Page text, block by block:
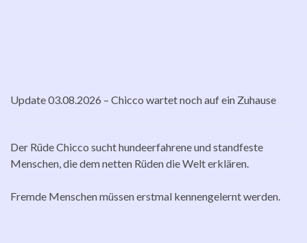
Update 03.08.2026 – Chicco wartet noch auf ein Zuhause
Der Rüde Chicco sucht hundeerfahrene und standfeste
Menschen, die dem netten Rüden die Welt erklären.
Fremde Menschen müssen erstmal kennengelernt werden.